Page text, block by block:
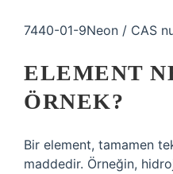
7440-01-9Neon / CAS
ELEMENT
ÖRNEK?
Bir element, tamamen
maddedir. Örneğin,